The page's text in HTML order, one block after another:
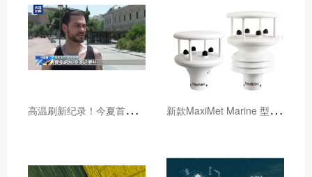
高
温刷新纪录！今夏首波热浪席卷欧洲多国，预警不断升级 新
款MaxiMet Marine 型号提供了增强的海洋性能，具有IP68和六轴罗盘